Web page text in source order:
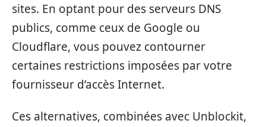
sites. En optant pour des serveurs DNS
publics, comme ceux de Google ou
Cloudflare, vous pouvez contourner
certaines restrictions imposées par votre
fournisseur d’accès Internet.
Ces alternatives, combinées avec Unblockit,